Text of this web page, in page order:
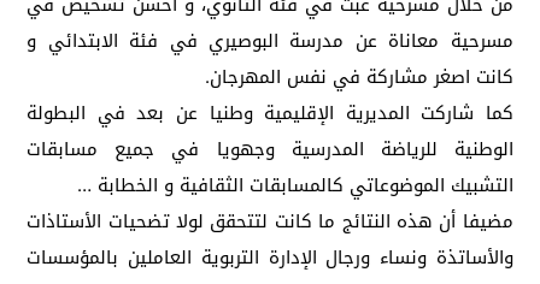
مسرحية معاناة عن مدرسة البوصيري في فئة الابتدائي و
كانت اصغر مشاركة في نفس المهرجان.
كما شاركت المديرية الإقليمية وطنيا عن بعد في البطولة
الوطنية للرياضة المدرسية وجهويا في جميع مسابقات
التشبيك الموضوعاتي كالمسابقات الثقافية و الخطابة …
مضيفا أن هذه النتائج ما كانت لتتحقق لولا تضحيات الأستاذات
والأساتذة ونساء ورجال الإدارة التربوية العاملين بالمؤسسات